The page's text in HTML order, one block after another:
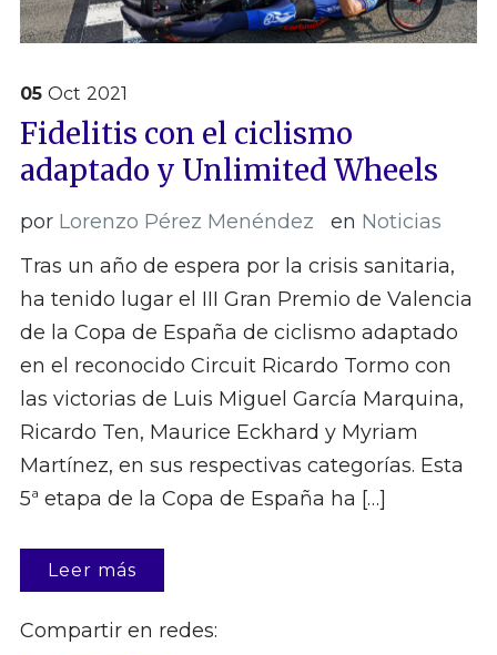
05 Oct 2021
Fidelitis con el ciclismo
adaptado y Unlimited Wheels
por Lorenzo Pérez Menéndez en Noticias
Tras un año de espera por la crisis sanitaria,
ha tenido lugar el III Gran Premio de Valencia
de la Copa de España de ciclismo adaptado
en el reconocido Circuit Ricardo Tormo con
las victorias de Luis Miguel García Marquina,
Ricardo Ten, Maurice Eckhard y Myriam
Martínez, en sus respectivas categorías. Esta
5ª etapa de la Copa de España ha […]
Leer más
Compartir en redes: